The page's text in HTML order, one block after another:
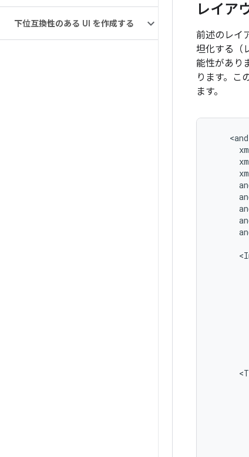
下位互換性のある UI を作成する
レイア
前述のレイ
坦化する（
能性があり
ります。こ
ます。